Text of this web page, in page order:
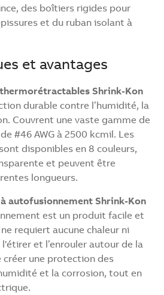
des boîtiers rigides pour
et du ruban isolant à
et avantages
Shrink-Kon
durable contre l’humidité, la
Couvrent une vaste gamme de
#46 AWG à 2500 kcmil. Les
disponibles en 8 couleurs,
et peuvent être
longueurs.
autofusionnement Shrink-Kon
est un produit facile et
requiert aucune chaleur ni
et l’enrouler autour de la
créer une protection des
et la corrosion, tout en